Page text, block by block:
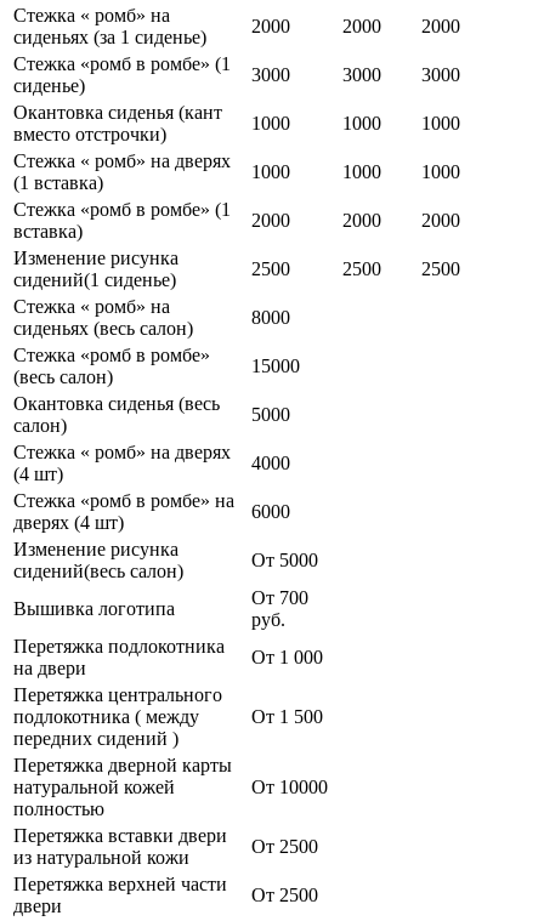
Стежка « ромб» на
сиденьях (за 1 сиденье)
2000 2000
2000
Стежка «ромб в ромбе» (1
сиденье)
3000 3000
3000
Окантовка сиденья (кант
вместо отстрочки)
1000 1000
1000
Стежка « ромб» на дверях
(1 вставка)
1000 1000
1000
Стежка «ромб в ромбе» (1
вставка)
2000 2000
2000
Изменение рисунка
сидений(1 сиденье)
2500 2500
2500
Стежка « ромб» на
сиденьях (весь салон)
8000
Стежка «ромб в ромбе»
(весь салон)
15000
Окантовка сиденья (весь
салон)
5000
Стежка « ромб» на дверях
(4 шт)
4000
Стежка «ромб в ромбе» на
дверях (4 шт)
6000
Изменение рисунка
сидений(весь салон)
От 5000
Вышивка логотипа
От 700
руб.
Перетяжка подлокотника
на двери
От 1 000
Перетяжка центрального
подлокотника ( между
передних сидений )
От 1 500
Перетяжка дверной карты
натуральной кожей
полностью
Oт 10000
Перетяжка вставки двери
из натуральной кожи
От 2500
Перетяжка верхней части
двери
От 2500